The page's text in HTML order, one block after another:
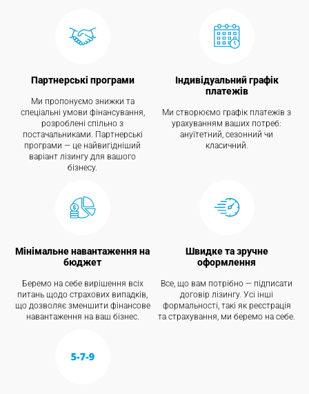
Партнерські програми
Ми пропонуємо знижки та
спеціальні умови фінансування,
розроблені спільно з
постачальниками. Партнерські
програми — це найвигідніший
варіант лізингу для вашого
бізнесу.
Індивідуальний графік
платежів
Ми створюємо графік платежів з
урахуванням ваших потреб:
ануїтетний, сезонний чи
класичний.
Мінімальне навантаження на
бюджет
Беремо на себе вирішення всіх
питань щодо страхових випадків,
що дозволяє зменшити фінансове
навантаження на ваш бізнес.
Швидке та зручне
оформлення
Все, що вам потрібно — підписати
договір лізингу. Усі інші
формальності, такі як реєстрація
та страхування, ми беремо на себе.